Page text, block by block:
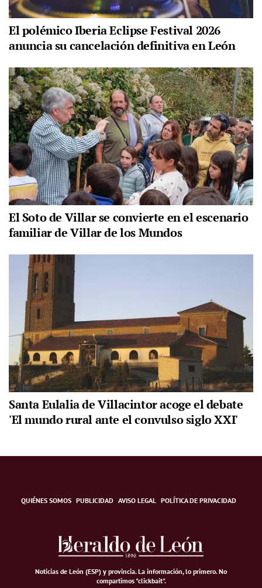
El polémico Iberia Eclipse Festival 2026
anuncia su cancelación definitiva en León
El Soto de Villar se convierte en el escenario
familiar de Villar de los Mundos
Santa Eulalia de Villacintor acoge el debate
'El mundo rural ante el convulso siglo XXI'
QUIÉNES SOMOS PUBLICIDAD AVISO LEGAL POLÍTICA DE PRIVACIDAD
Noticias de León (ESP) y provincia. La información, lo primero.No
compartimos "clickbait".